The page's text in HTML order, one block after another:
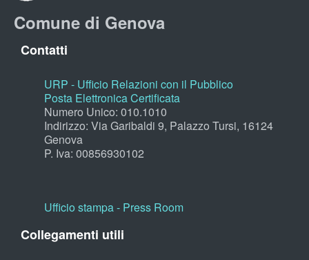
Comune di Genova
Contatti
URP - Ufficio Relazioni con il Pubblico
Posta Elettronica Certificata
Numero Unico: 010.1010
Indirizzo: Via Garibaldi 9, Palazzo Tursi, 16124
Genova
P. Iva: 00856930102
Ufficio stampa - Press Room
Collegamenti utili